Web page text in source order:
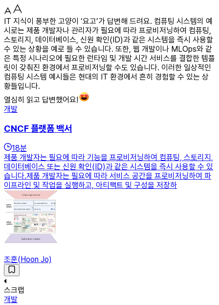
IT 지식이 풍부한 고양이 ‘요고’가 답변해 드려요. 컴퓨팅 시스템의 예
시로는 제품 개발자나 관리자가 필요에 따라 프로비저닝하여 컴퓨팅,
스토리지, 데이터베이스, 신원 확인(ID)과 같은 시스템을 즉시 사용할
수 있는 상황을 예로 들 수 있습니다. 또한, 웹 개발이나 MLOps와 같
은 특정 시나리오에 필요한 런타임 및 개발 시간 서비스를 결합한 템플
릿이 갖춰진 환경에서 프로비저닝할 수도 있습니다. 이러한 일상적인
컴퓨팅 시스템 예시들은 현대의 IT 환경에서 흔히 경험할 수 있는 상
황들입니다.
열심히 읽고 답변했어요!
개발
CNCF 플랫폼 백서
18분
제품 개발자는 필요에 따라 기능을 프로비저닝하여 컴퓨팅, 스토리지,
데이터베이스 또는 신원 확인(ID)과 같은 시스템을 즉시 사용할 수 있
습니다.제품 개발자는 필요에 따라 서비스 공간을 프로비저닝하여 파
이프라인 및 작업을 실행하고, 아티팩트 및 구성을 저장하
조훈(Hoon Jo)
스크랩
개발